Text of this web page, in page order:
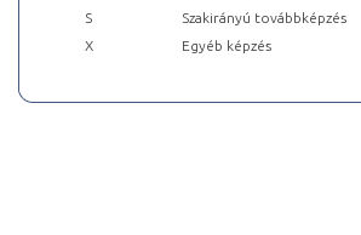
S
Szakirányú továbbképzés
X
Egyéb képzés